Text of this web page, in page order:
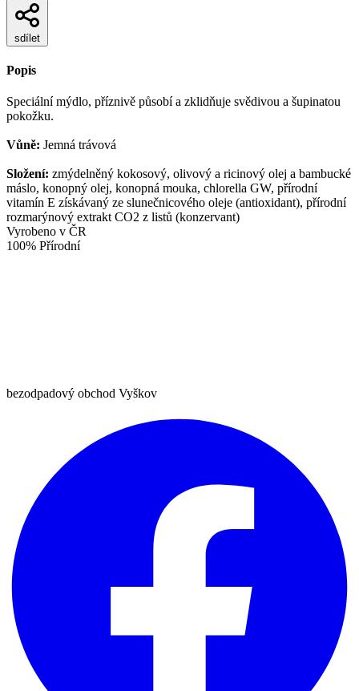
sdílet
Popis
Speciální mýdlo, příznivě působí a zklidňuje svědivou a šupinatou
pokožku.
Vůně: Jemná trávová
Složení: zmýdelněný kokosový, olivový a ricinový olej a bambucké
máslo, konopný olej, konopná mouka, chlorella GW, přírodní
vitamín E získávaný ze slunečnicového oleje (antioxidant), přírodní
rozmarýnový extrakt CO2 z listů (konzervant)
Vyrobeno v ČR
100% Přírodní
bezodpadový obchod Vyškov